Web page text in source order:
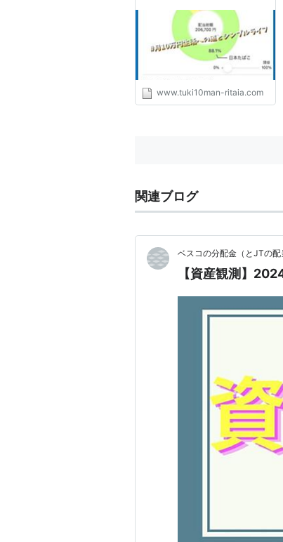
www.tuki10man-ritaia.com
関連ブログ
ベスコの分配金（とJTの配
【資産観測】